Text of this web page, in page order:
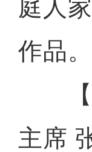
庭人
作品。
【
主席